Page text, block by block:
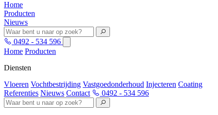
Home
Producten
Nieuws
0492 - 534 596
Home Producten
Diensten
Vloeren Vochtbestrijding Vastgoedonderhoud Injecteren Coating
Referenties Nieuws Contact 0492 - 534 596